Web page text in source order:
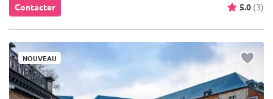
Contacter 5.0 (3)
NOUVEAU